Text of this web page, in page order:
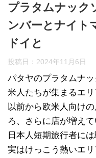
プラタムナック
ンバーとナイト
ドイと
投稿日： 2024年11月6日
パタヤのプラタムナ
米人たちが集まるエリ
以前から欧米人向け
ろ、さらに店が増えて
日本人短期旅行者に
実はけっこう熱いエリ